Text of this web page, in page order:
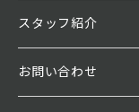
スタッフ紹介
お問い合わせ